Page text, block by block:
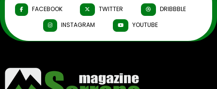
FACEBOOK TWITTER
DRIBBBLE
INSTAGRAM
YOUTUBE